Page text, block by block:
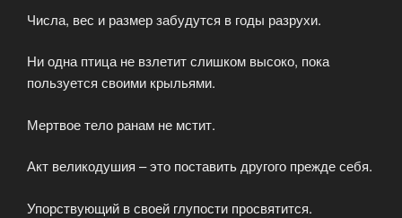
Числа, вес и размер забудутся в годы разрухи.
Ни одна птица не взлетит слишком высоко, пока
пользуется своими крыльями.
Мертвое тело ранам не мстит.
Акт великодушия – это поставить другого прежде себя.
Упорствующий в своей глупости просвятится.